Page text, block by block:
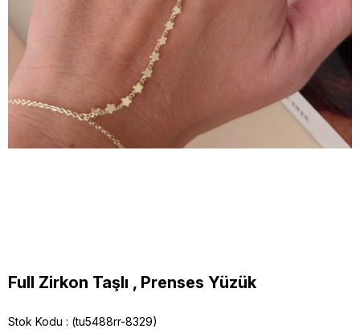
Full Zirkon Taşlı , Prenses Yüzük
Stok Kodu (tu5488rr-8329)